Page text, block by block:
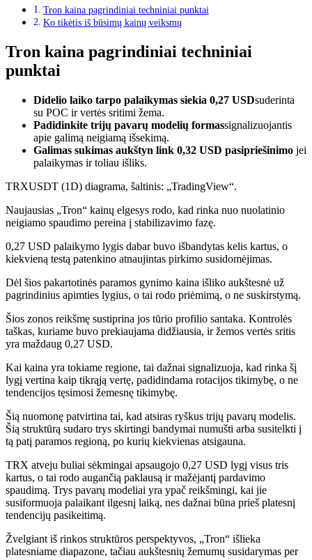
Tron kaina pagrindiniai techniniai punktai
Ko tikėtis iš būsimų kainų veiksmų
Tron kaina pagrindiniai techniniai
punktai
Didelio laiko tarpo palaikymas siekia 0,27 USDsuderinta
su POC ir vertės sritimi žema.
Padidinkite trijų pavarų modelių formassignalizuojantis
apie galimą neigiamą išsekimą.
Galimas sukimas aukštyn link 0,32 USD pasipriešinimo jei
palaikymas ir toliau išliks.
TRXUSDT (1D) diagrama, šaltinis: „TradingView“.
Naujausias „Tron“ kainų elgesys rodo, kad rinka nuo nuolatinio
neigiamo spaudimo pereina į stabilizavimo fazę.
0,27 USD palaikymo lygis dabar buvo išbandytas kelis kartus, o
kiekvieną testą patenkino atnaujintas pirkimo susidomėjimas.
Dėl šios pakartotinės paramos gynimo kaina išliko aukštesnė už
pagrindinius apimties lygius, o tai rodo priėmimą, o ne suskirstymą.
Šios zonos reikšmę sustiprina jos tūrio profilio santaka. Kontrolės
taškas, kuriame buvo prekiaujama didžiausia, ir žemos vertės sritis
yra maždaug 0,27 USD.
Kai kaina yra tokiame regione, tai dažnai signalizuoja, kad rinka šį
lygį vertina kaip tikrąją vertę, padidindama rotacijos tikimybę, o ne
tendencijos tęsimosi žemesnę tikimybę.
Šią nuomonę patvirtina tai, kad atsiras ryškus trijų pavarų modelis.
Šią struktūrą sudaro trys skirtingi bandymai numušti arba susitelkti į
tą patį paramos regioną, po kurių kiekvienas atsigauna.
TRX atveju buliai sėkmingai apsaugojo 0,27 USD lygį visus tris
kartus, o tai rodo augančią paklausą ir mažėjantį pardavimo
spaudimą. Trys pavarų modeliai yra ypač reikšmingi, kai jie
susiformuoja palaikant ilgesnį laiką, nes dažnai būna prieš platesnį
tendencijų pasikeitimą.
Žvelgiant iš rinkos struktūros perspektyvos, „Tron“ išlieka
platesniame diapazone, tačiau aukštesnių žemumų susidarymas per